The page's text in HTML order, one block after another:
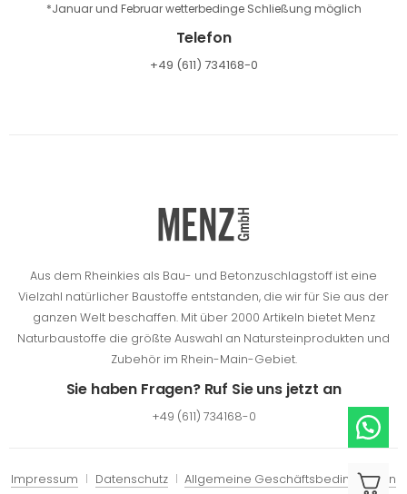
*Januar und Februar wetterbedinge Schließung möglich
Telefon
+49 (611) 734168-0
Aus dem Rheinkies als Bau- und Betonzuschlagstoff ist eine
Vielzahl natürlicher Baustoffe entstanden, die wir für Sie aus der
ganzen Welt beschaffen. Mit über 2000 Artikeln bietet Menz
Naturbaustoffe die größte Auswahl an Natursteinprodukten und
Zubehör im Rhein-Main-Gebiet.
Sie haben Fragen? Ruf Sie uns jetzt an
+49 (611) 734168-0
Impressum Datenschutz Allgemeine Geschäftsbedingungen